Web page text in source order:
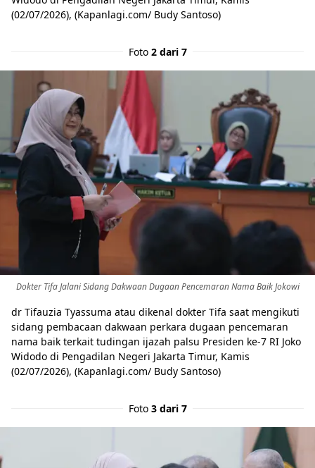
(02/07/2026), (Kapanlagi.com/ Budy Santoso)
Foto 2 dari 7
Dokter Tifa Jalani Sidang Dakwaan Dugaan Pencemaran Nama Baik Jokowi
dr Tifauzia Tyassuma atau dikenal dokter Tifa saat mengikuti
sidang pembacaan dakwaan perkara dugaan pencemaran
nama baik terkait tudingan ijazah palsu Presiden ke-7 RI Joko
Widodo di Pengadilan Negeri Jakarta Timur, Kamis
(02/07/2026), (Kapanlagi.com/ Budy Santoso)
Foto 3 dari 7